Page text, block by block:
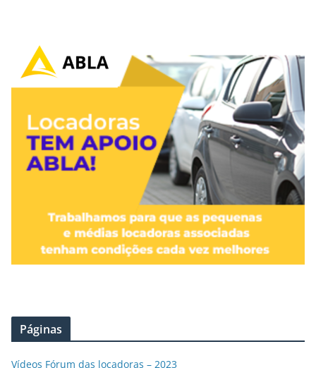
Páginas
Vídeos Fórum das locadoras – 2023